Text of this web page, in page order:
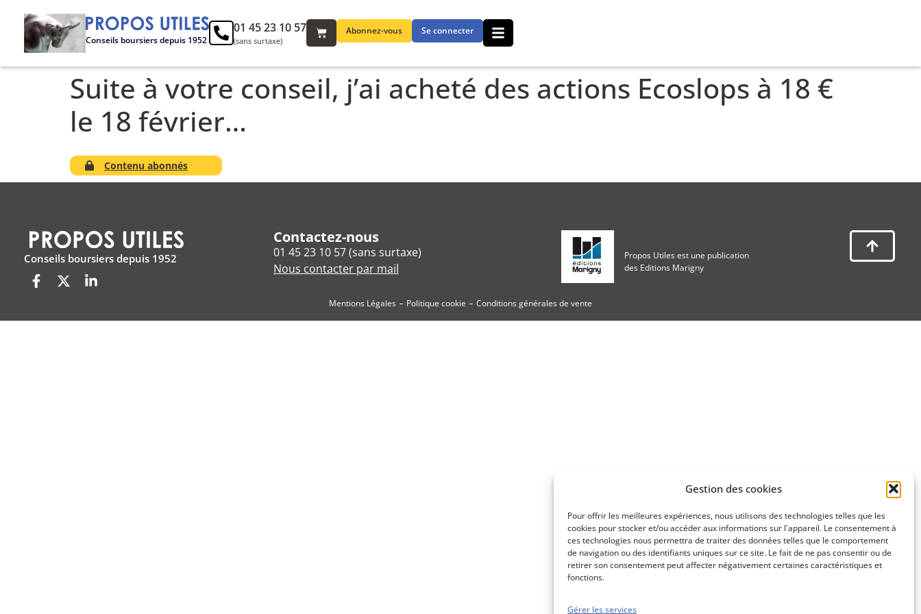
Gestion des cookies
Pour offrir les meilleures expériences, nous utilisons des technologies telles que les
cookies pour stocker et/ou accéder aux informations sur l'appareil. Le consentement à
ces technologies nous permettra de traiter des données telles que le comportement
de navigation ou des identifiants uniques sur ce site. Le fait de ne pas consentir ou de
retirer son consentement peut affecter négativement certaines caractéristiques et
fonctions.
Gérer les services
Conseils boursiers depuis 1952
Abonnez-vous Se connecter
01 45 23 10 57
(sans surtaxe)
Suite à votre conseil, j’ai acheté des actions Ecoslops à 18 €
le 18 février…
Contenu abonnés
Conseils boursiers depuis 1952
Contactez-nous
01 45 23 10 57 (sans surtaxe)
Nous contacter par mail
Propos Utiles est une publication
des Editions Marigny
Mentions Légales Politique cookie Conditions générales de vente